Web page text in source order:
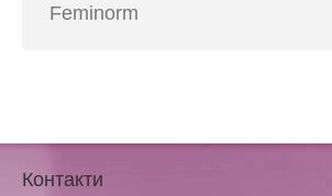
Feminorm
Контакти